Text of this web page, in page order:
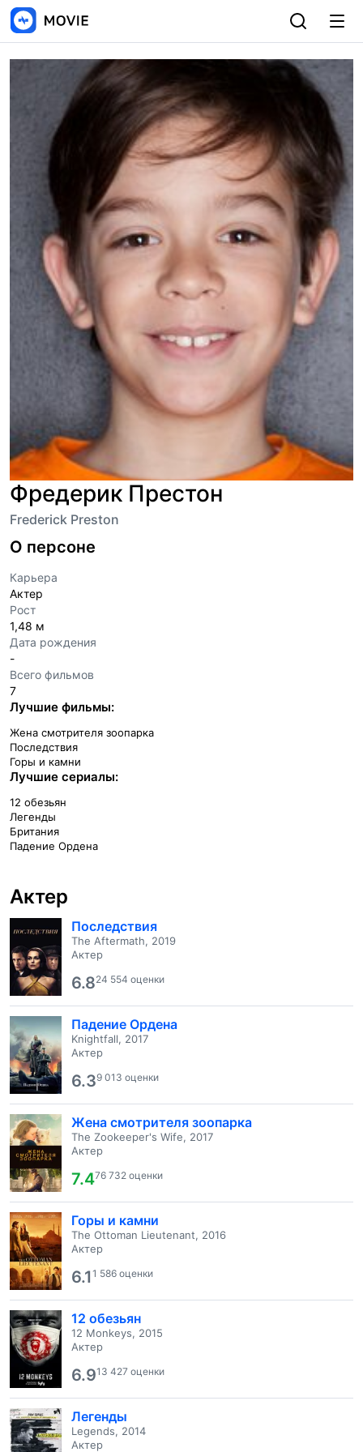
Фредерик Престон
Frederick Preston
О персоне
Карьера
Актер
Рост
1,48 м
Дата рождения
-
Всего фильмов
7
Лучшие фильмы:
Жена смотрителя зоопарка
Последствия
Горы и камни
Лучшие сериалы:
12 обезьян
Легенды
Британия
Падение Ордена
Актер
Последствия
The Aftermath, 2019
Актер
6.824 554 оценки
Падение Ордена
Knightfall, 2017
Актер
6.39 013 оценки
Жена смотрителя зоопарка
The Zookeeper's Wife, 2017
Актер
7.476 732 оценки
Горы и камни
The Ottoman Lieutenant, 2016
Актер
6.11 586 оценки
12 обезьян
12 Monkeys, 2015
Актер
6.913 427 оценки
Легенды
Legends, 2014
Актер